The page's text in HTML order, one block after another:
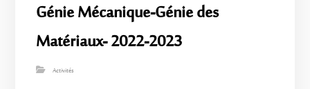
Génie Mécanique-Génie des
Matériaux- 2022-2023
Activités